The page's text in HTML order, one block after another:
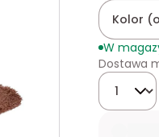
Kolor
W
Dostawa
Ilość